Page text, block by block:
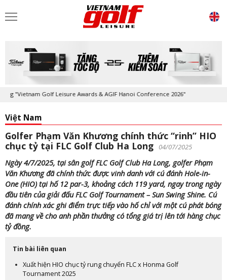
Golf Leisure Awards & AGIF Hanoi Conference 2026"
Việt Nam
Golfer Phạm Văn Khương chính thức “rinh” HIO
chục tỷ tại FLC Golf Club Ha Long 04/07/2025
Ngày 4/7/2025, tại sân golf FLC Golf Club Ha Long, golfer Phạm
Văn Khương đã chính thức được vinh danh với cú đánh Hole-in-
One (HIO) tại hố 12 par-3, khoảng cách 119 yard, ngay trong ngày
đầu tiên của giải đấu FLC Golf Tournament – Sun Swing Shine. Cú
đánh chính xác ghi điểm trực tiếp vào hố chỉ với một cú phát bóng
đã mang về cho anh phần thưởng có tổng giá trị lên tới hàng chục
tỷ đồng.
Tin bài liên quan
Xuất hiện HIO chục tỷ rung chuyển FLC x Honma Golf
Tournament 2025